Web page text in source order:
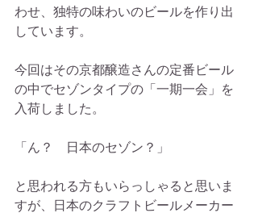
わせ、独特の味わいのビールを作り出
しています。
今回はその京都醸造さんの定番ビール
の中でセゾンタイプの「一期一会」を
入荷しました。
「ん？　日本のセゾン？」
と思われる方もいらっしゃると思いま
すが、日本のクラフトビールメーカー